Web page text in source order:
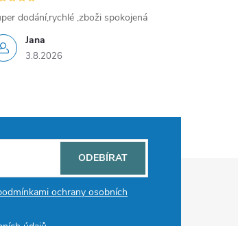
Jana
3.8.2026
dodání,rychlé ,zboži spokojená
ochrany osobních
ODEBÍRAT